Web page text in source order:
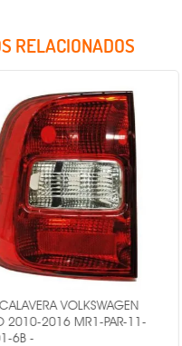
Incluye Cristales
RELACIONADOS
VOLKSWAGEN
2016 MR1-PAR-11-
-